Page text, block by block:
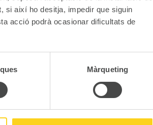
si així ho desitja, impedir que siguin
acció podrà ocasionar dificultats de
Màrqueting